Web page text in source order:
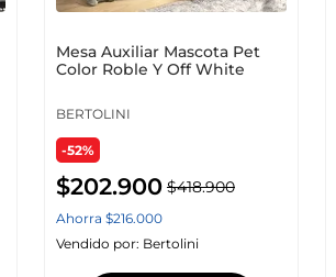
Mesa Auxiliar Mascota Pet
Color Roble Y Off White
BERTOLINI
-52%
$202.900 $418.900
Ahorra $216.000
Vendido por: Bertolini